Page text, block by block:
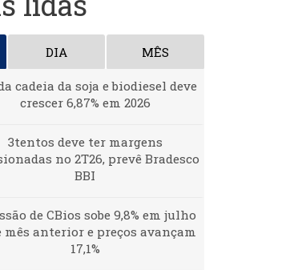
DIA MÊS
cadeia da soja e biodiesel deve
crescer 6,87% em 2026
3tentos deve ter margens
no 2T26, prevê Bradesco
BBI
de CBios sobe 9,8% em julho
mês anterior e preços avançam
17,1%